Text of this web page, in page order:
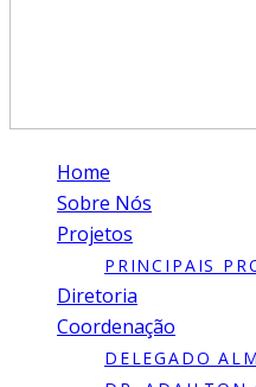
Home
Sobre Nós
Projetos
PRINCIPAIS
Diretoria
Coordenação
DELEGADO